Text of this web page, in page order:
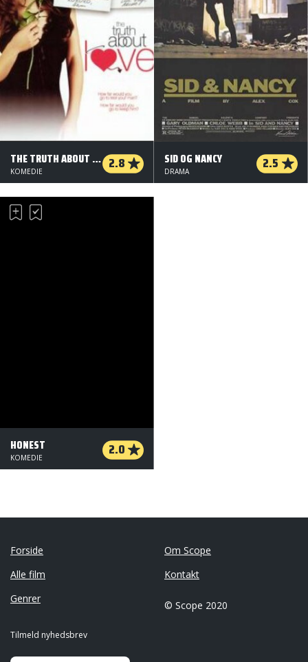
THE TRUTH ABOUT LOVE 2.8
KOMEDIE
SID OG NANCY 2.5
DRAMA
HONEST 2.0
KOMEDIE
Forside
Alle film
Genrer
Om Scope
Kontakt
© Scope 2020
Tilmeld nyhedsbrev